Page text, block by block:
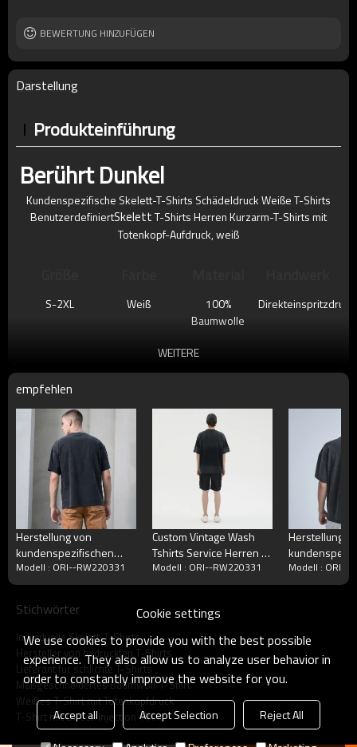
BEWERTUNG HINZUFÜGEN
Darstellung
Produkteinführung
Berührt Dunkel
Kundenspezifische Skelett-T-Shirts Schädeldruck Weiße T-Shirts
BenutzerdefiniertSkelettT-Shirts Herren Kurzarm-T-Shirts mit
Totenkopf-Aufdruck, weiß
S-2XL Weiß
100%
Baumwolle
Direkteinspritzdruck
WEITERE
empfehlen
Herstellung von
kundenspezifischen
Totenkopf-T-Shirts, die
schwarze Herren-
waschen
Modell : ORI--RW220331
Custom Vintage Wash
Tshirts Service Herren T-
Shirt Acid Wash
Übergröße Skelett-T-
Baumwolle
Modell : ORI--RW220331
Herstellung
Skelett-
Dunkle T-
Modell : ORI--
Stichwörter
Individuelle Skelett-T-Shirts
Hersteller von bedruckten T-Shirts
Lieferant für schlichte T-Shirts
Maßgeschneidertes Baumwoll-T-Shirt
Weißes T-Shirt mit Totenkopfdruck
T-Shirt mit Direct-Injection-Print
Cookie settings
We use cookies to provide you with the best possible
experience. They also allow us to analyze user behavior in
order to constantly improve the website for you.
Accept all Accept Selection
Reject All